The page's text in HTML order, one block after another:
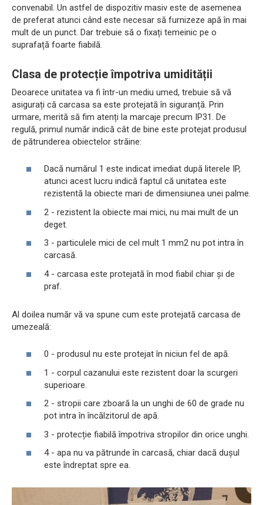
convenabil. Un astfel de dispozitiv masiv este de asemenea
de preferat atunci când este necesar să furnizeze apă în mai
mult de un punct. Dar trebuie să o fixați temeinic pe o
suprafață foarte fiabilă.
Clasa de protecție împotriva umidității
Deoarece unitatea va fi într-un mediu umed, trebuie să vă
asigurați că carcasa sa este protejată în siguranță. Prin
urmare, merită să fim atenți la marcaje precum IP31. De
regulă, primul număr indică cât de bine este protejat produsul
de pătrunderea obiectelor străine:
Dacă numărul 1 este indicat imediat după literele IP,
atunci acest lucru indică faptul că unitatea este
rezistentă la obiecte mari de dimensiunea unei palme.
2 - rezistent la obiecte mai mici, nu mai mult de un
deget.
3 - particulele mici de cel mult 1 mm2 nu pot intra în
carcasă.
4 - carcasa este protejată în mod fiabil chiar și de
praf.
Al doilea număr vă va spune cum este protejată carcasa de
umezeală:
0 - produsul nu este protejat în niciun fel de apă.
1 - corpul cazanului este rezistent doar la scurgeri
superioare.
2 - stropii care zboară la un unghi de 60 de grade nu
pot intra în încălzitorul de apă.
3 - protecție fiabilă împotriva stropilor din orice unghi.
4 - apa nu va pătrunde în carcasă, chiar dacă dușul
este îndreptat spre ea.